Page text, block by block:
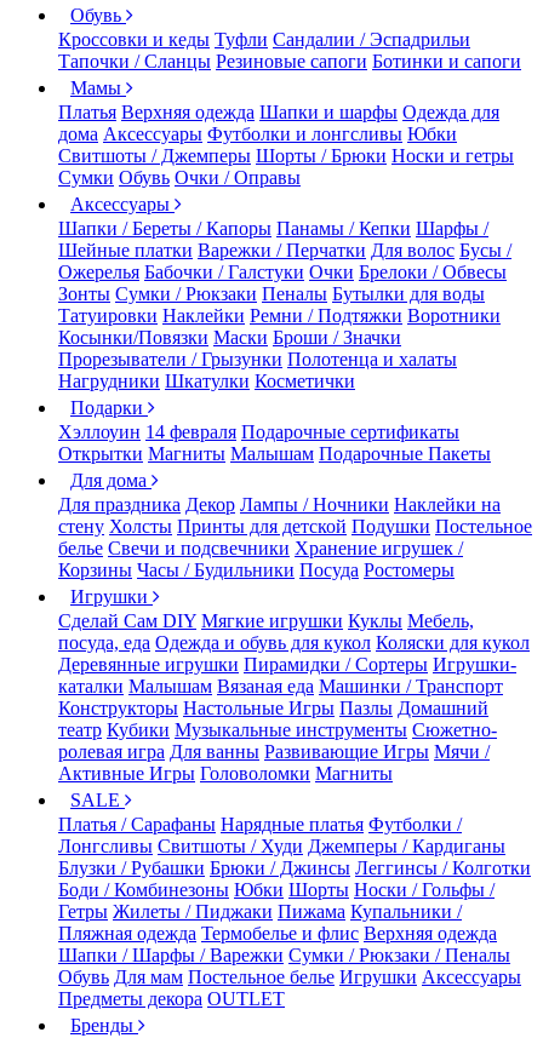
Обувь
Кроссовки и кеды Туфли Сандалии / Эспадрильи
Тапочки / Сланцы Резиновые сапоги Ботинки и сапоги
Мамы
Платья Верхняя одежда Шапки и шарфы Одежда для
дома Аксессуары Футболки и лонгсливы Юбки
Свитшоты / Джемперы Шорты / Брюки Носки и гетры
Сумки Обувь Очки / Оправы
Аксессуары
Шапки / Береты / Капоры Панамы / Кепки Шарфы /
Шейные платки Варежки / Перчатки Для волос Бусы /
Ожерелья Бабочки / Галстуки Очки Брелоки / Обвесы
Зонты Сумки / Рюкзаки Пеналы Бутылки для воды
Татуировки Наклейки Ремни / Подтяжки Воротники
Косынки/Повязки Маски Броши / Значки
Прорезыватели / Грызунки Полотенца и халаты
Нагрудники Шкатулки Косметички
Подарки
Хэллоуин 14 февраля Подарочные сертификаты
Открытки Магниты Малышам Подарочные Пакеты
Для дома
Для праздника Декор Лампы / Ночники Наклейки на
стену Холсты Принты для детской Подушки Постельное
белье Свечи и подсвечники Хранение игрушек /
Корзины Часы / Будильники Посуда Ростомеры
Игрушки
Сделай Сам DIY Мягкие игрушки Куклы Мебель,
посуда, еда Одежда и обувь для кукол Коляски для кукол
Деревянные игрушки Пирамидки / Сортеры Игрушки-
каталки Малышам Вязаная еда Машинки / Транспорт
Конструкторы Настольные Игры Пазлы Домашний
театр Кубики Музыкальные инструменты Сюжетно-
ролевая игра Для ванны Развивающие Игры Мячи /
Активные Игры Головоломки Магниты
SALE
Платья / Сарафаны Нарядные платья Футболки /
Лонгсливы Свитшоты / Худи Джемперы / Кардиганы
Блузки / Рубашки Брюки / Джинсы Леггинсы / Колготки
Боди / Комбинезоны Юбки Шорты Носки / Гольфы /
Гетры Жилеты / Пиджаки Пижама Купальники /
Пляжная одежда Термобелье и флис Верхняя одежда
Шапки / Шарфы / Варежки Сумки / Рюкзаки / Пеналы
Обувь Для мам Постельное белье Игрушки Аксессуары
Предметы декора OUTLET
Бренды